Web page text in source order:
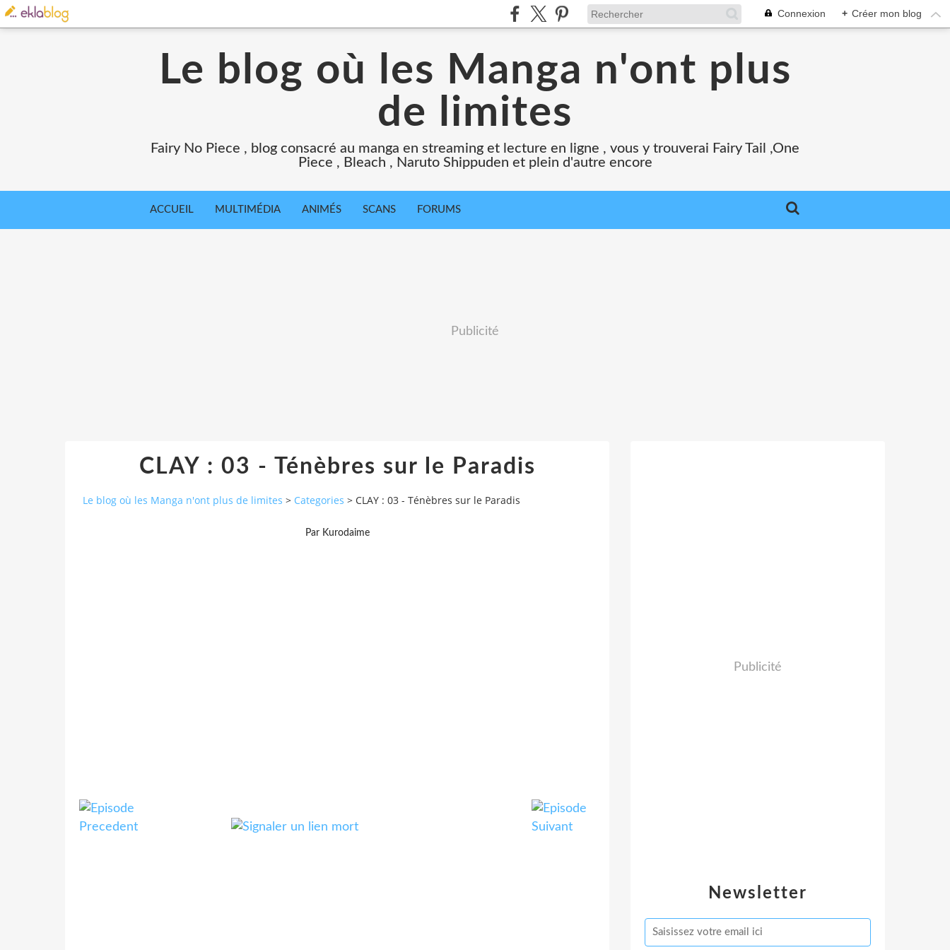
Connexion + Créer mon blog
Le blog où les Manga n'ont plus
de limites
Fairy No Piece , blog consacré au manga en streaming et lecture en ligne , vous y trouverai Fairy Tail ,One
Piece , Bleach , Naruto Shippuden et plein d'autre encore
ACCUEIL MULTIMÉDIA ANIMÉS SCANS FORUMS
Publicité
CLAY : 03 - Ténèbres sur le Paradis
Le blog où les Manga n'ont plus de limites > Categories > CLAY : 03 - Ténèbres sur le Paradis
Par Kurodaime
Newsletter
Publicité